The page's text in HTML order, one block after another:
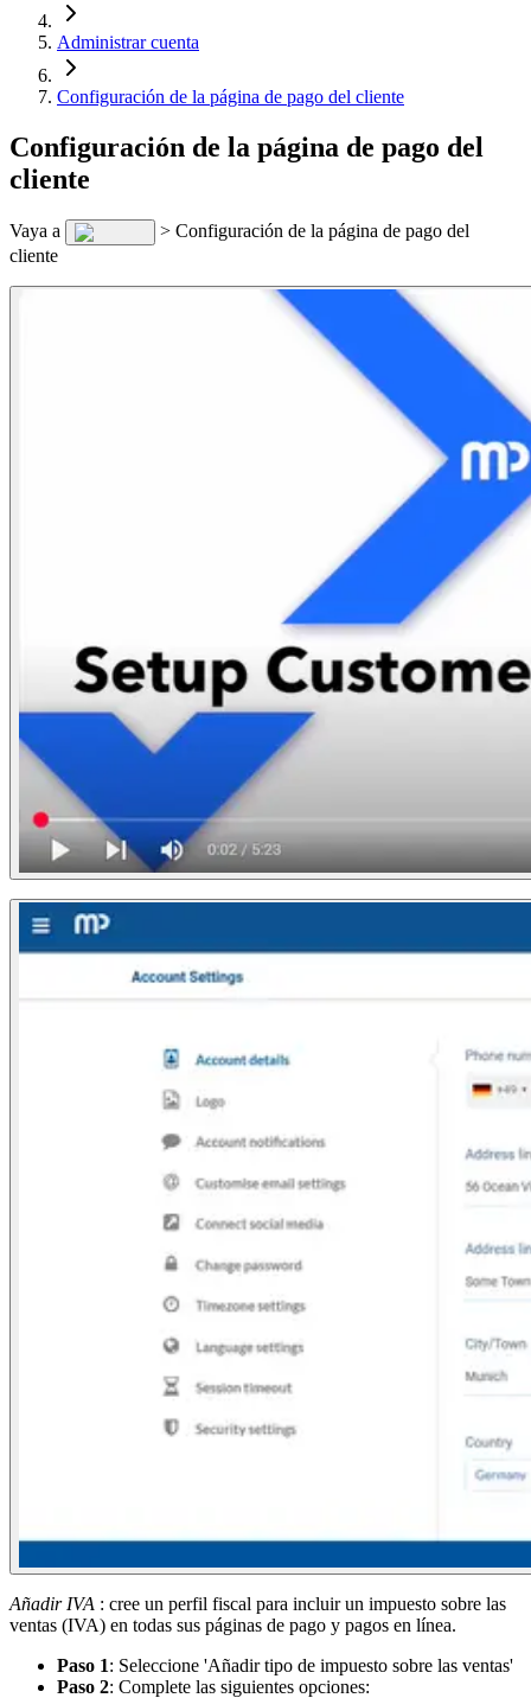
Administrar cuenta
Configuración de la página de pago del cliente
Configuración de la página de pago del
cliente
Vaya a
> Configuración de la página de pago del
cliente
Añadir IVA : cree un perfil fiscal para incluir un impuesto sobre las
ventas (IVA) en todas sus páginas de pago y pagos en línea.
Paso 1: Seleccione 'Añadir tipo de impuesto sobre las ventas'
Paso 2: Complete las siguientes opciones: